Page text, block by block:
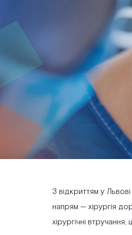
З відкриттям у Львові
напрям — хірургія
хірургічні